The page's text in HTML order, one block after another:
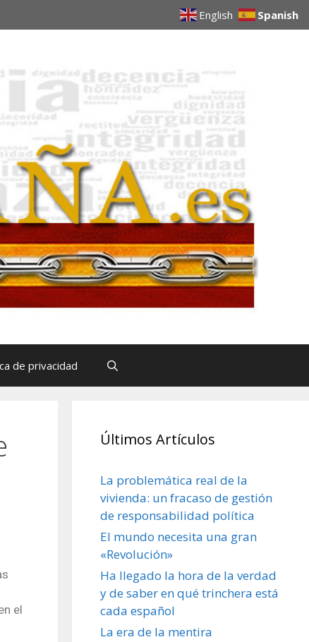
English Spanish
de privacidad
el
Últimos Artículos
La problemática real de la
vivienda: un fracaso de gestión
de responsabilidad política
El mundo necesita una gran
«Revolución»
Ha llegado la hora de la verdad
y de saber en qué trinchera está
cada español
La era de la mentira